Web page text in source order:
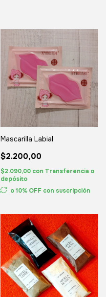
Mascarilla Labial
$2.200,00
$2.090,00 con Transferencia o
depósito
o 10% OFF con suscripción